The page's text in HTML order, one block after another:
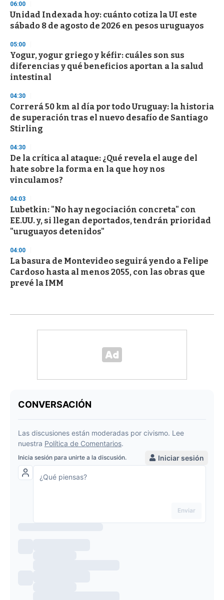
06:00
Unidad Indexada hoy: cuánto cotiza la UI este
sábado 8 de agosto de 2026 en pesos uruguayos
05:00
Yogur, yogur griego y kéfir: cuáles son sus
diferencias y qué beneficios aportan a la salud
intestinal
04:30
Correrá 50 km al día por todo Uruguay: la historia
de superación tras el nuevo desafío de Santiago
Stirling
04:30
De la crítica al ataque: ¿Qué revela el auge del
hate sobre la forma en la que hoy nos
vinculamos?
04:03
Lubetkin: "No hay negociación concreta" con
EE.UU. y, si llegan deportados, tendrán prioridad
"uruguayos detenidos"
04:00
La basura de Montevideo seguirá yendo a Felipe
Cardoso hasta al menos 2055, con las obras que
prevé la IMM